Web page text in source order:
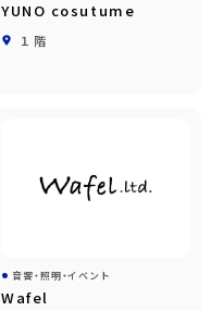
YUNO cosutume
１階
音響・照明・イベント
Wafel